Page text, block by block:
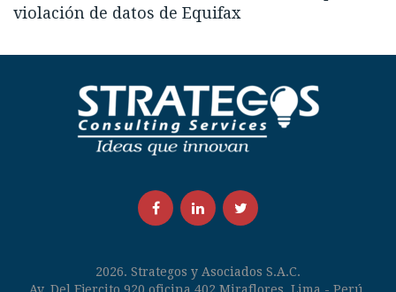
violación de datos de Equifax
2026. Strategos y Asociados S.A.C.